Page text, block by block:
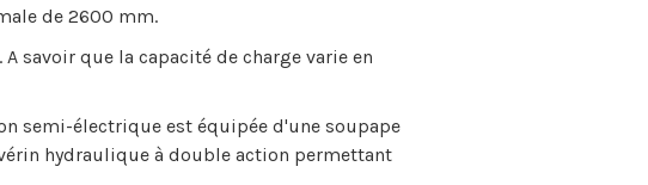
de 2600 mm.
savoir que la capacité de charge varie en
semi-électrique est équipée d'une soupape
hydraulique à double action permettant